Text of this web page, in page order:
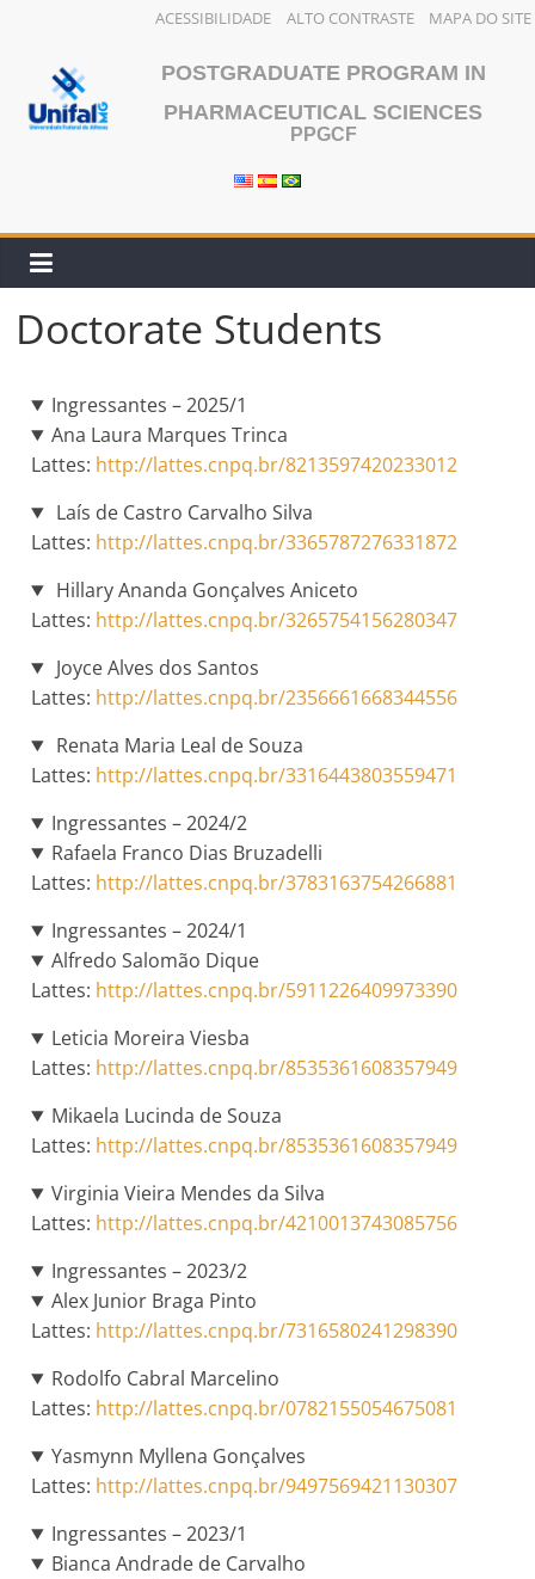
ACESSIBILIDADE ALTO CONTRASTE MAPA DO SITE
content
POSTGRADUATE PROGRAM IN
PHARMACEUTICAL SCIENCES
PPGCF
Doctorate Students
Ingressantes – 2025/1
Ana Laura Marques Trinca
Lattes: http://lattes.cnpq.br/8213597420233012
Laís de Castro Carvalho Silva
Lattes: http://lattes.cnpq.br/3365787276331872
Hillary Ananda Gonçalves Aniceto
Lattes: http://lattes.cnpq.br/3265754156280347
Joyce Alves dos Santos
Lattes: http://lattes.cnpq.br/2356661668344556
Renata Maria Leal de Souza
Lattes: http://lattes.cnpq.br/3316443803559471
Ingressantes – 2024/2
Rafaela Franco Dias Bruzadelli
Lattes: http://lattes.cnpq.br/3783163754266881
Ingressantes – 2024/1
Alfredo Salomão Dique
Lattes: http://lattes.cnpq.br/5911226409973390
Leticia Moreira Viesba
Lattes: http://lattes.cnpq.br/8535361608357949
Mikaela Lucinda de Souza
Lattes: http://lattes.cnpq.br/8535361608357949
Virginia Vieira Mendes da Silva
Lattes: http://lattes.cnpq.br/4210013743085756
Ingressantes – 2023/2
Alex Junior Braga Pinto
Lattes: http://lattes.cnpq.br/7316580241298390
Rodolfo Cabral Marcelino
Lattes: http://lattes.cnpq.br/0782155054675081
Yasmynn Myllena Gonçalves
Lattes: http://lattes.cnpq.br/9497569421130307
Ingressantes – 2023/1
Bianca Andrade de Carvalho